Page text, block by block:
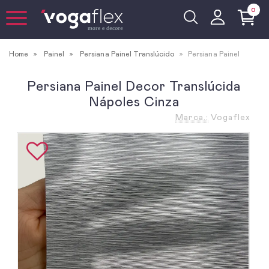
0
Home Painel Persiana Painel Translúcido Persiana Painel
Persiana Painel Decor Translúcida
Nápoles Cinza
Marca.: Vogaflex